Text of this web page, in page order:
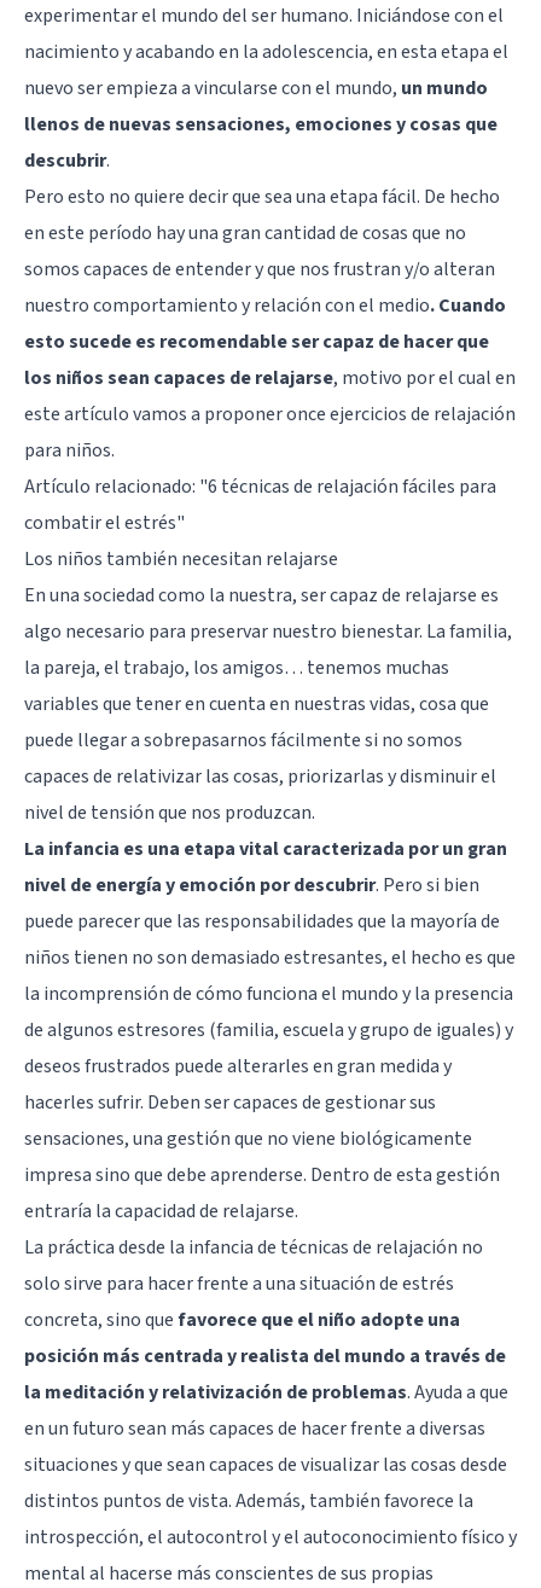
experimentar el mundo del ser humano. Iniciándose con el
nacimiento y acabando en la adolescencia, en esta etapa el
nuevo ser empieza a vincularse con el mundo, un mundo
llenos de nuevas sensaciones, emociones y cosas que
descubrir.
Pero esto no quiere decir que sea una etapa fácil. De hecho
en este período hay una gran cantidad de cosas que no
somos capaces de entender y que nos frustran y/o alteran
nuestro comportamiento y relación con el medio. Cuando
esto sucede es recomendable ser capaz de hacer que
los niños sean capaces de relajarse, motivo por el cual en
este artículo vamos a proponer once ejercicios de relajación
para niños.
Artículo relacionado: "6 técnicas de relajación fáciles para
combatir el estrés"
Los niños también necesitan relajarse
En una sociedad como la nuestra, ser capaz de relajarse es
algo necesario para preservar nuestro bienestar. La familia,
la pareja, el trabajo, los amigos… tenemos muchas
variables que tener en cuenta en nuestras vidas, cosa que
puede llegar a sobrepasarnos fácilmente si no somos
capaces de relativizar las cosas, priorizarlas y disminuir el
nivel de tensión que nos produzcan.
La infancia es una etapa vital caracterizada por un gran
nivel de energía y emoción por descubrir. Pero si bien
puede parecer que las responsabilidades que la mayoría de
niños tienen no son demasiado estresantes, el hecho es que
la incomprensión de cómo funciona el mundo y la presencia
de algunos estresores (familia, escuela y grupo de iguales) y
deseos frustrados puede alterarles en gran medida y
hacerles sufrir. Deben ser capaces de gestionar sus
sensaciones, una gestión que no viene biológicamente
impresa sino que debe aprenderse. Dentro de esta gestión
entraría la capacidad de relajarse.
La práctica desde la infancia de técnicas de relajación no
solo sirve para hacer frente a una situación de estrés
concreta, sino quefavorece que el niño adopte una
posición más centrada y realista del mundo a través de
la meditación y relativización de problemas. Ayuda a que
en un futuro sean más capaces de hacer frente a diversas
situaciones y que sean capaces de visualizar las cosas desde
distintos puntos de vista. Además, también favorece la
introspección, elautocontroly el autoconocimiento físico y
mental al hacerse más conscientes de sus propias